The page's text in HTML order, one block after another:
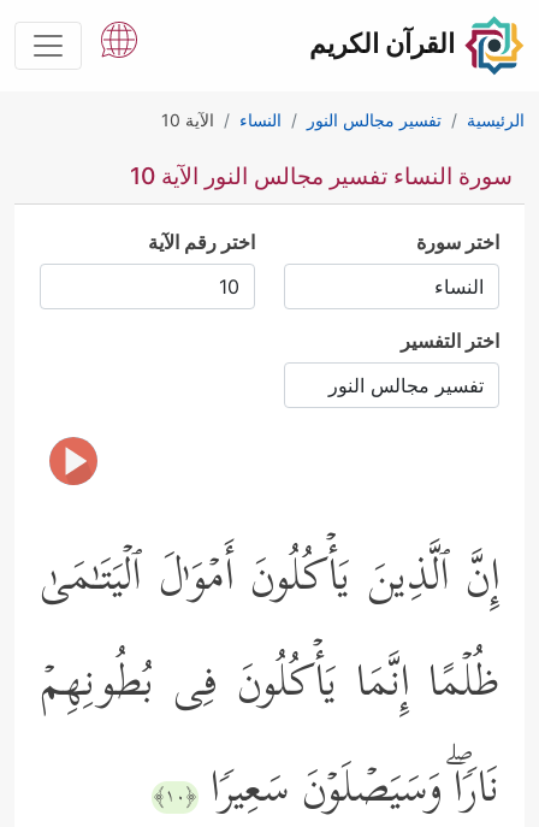
القرآن الكريم
الرئيسية تفسير مجالس النور النساء الآية 10
سورة النساء تفسير مجالس النور الآية 10
اختر سورة اختر رقم الآية
اختر التفسير
إِنَّ ٱلَّذِینَ یَأۡكُلُونَ أَمۡوَ ٰ⁠لَ ٱلۡیَتَـٰمَىٰ
ظُلۡمًا إِنَّمَا یَأۡكُلُونَ فِی بُطُونِهِمۡ
نَارࣰاۖ وَسَیَصۡلَوۡنَ سَعِیرࣰا ﴿١٠﴾